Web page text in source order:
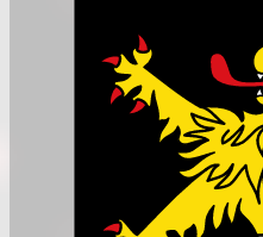
Heimat des
Öffnungszeiten
Mo., Di. und Fr.: